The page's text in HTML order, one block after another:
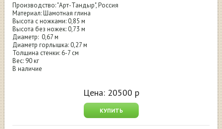
Производство: "Арт-Тандыр", Россия
Материал: Шамотная глина
Высота с ножками: 0,85 м
Высота без ножек: 0,73 м
Диаметр: 0,67 м
Диаметр горлышка: 0,27 м
Толщина стенки: 6-7 см
Вес: 90 кг
В наличие
Цена: 20500 р
КУПИТЬ